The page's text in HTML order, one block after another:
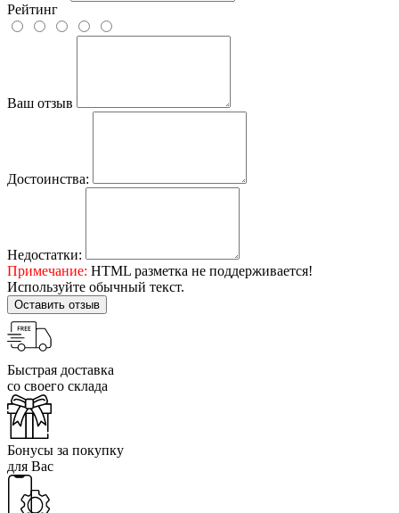
Рейтинг
Ваш отзыв
Достоинства:
Недостатки:
Примечание: HTML разметка не поддерживается!
Используйте обычный текст.
Оставить отзыв
Быстрая доставка
со своего склада
Бонусы за покупку
для Вас